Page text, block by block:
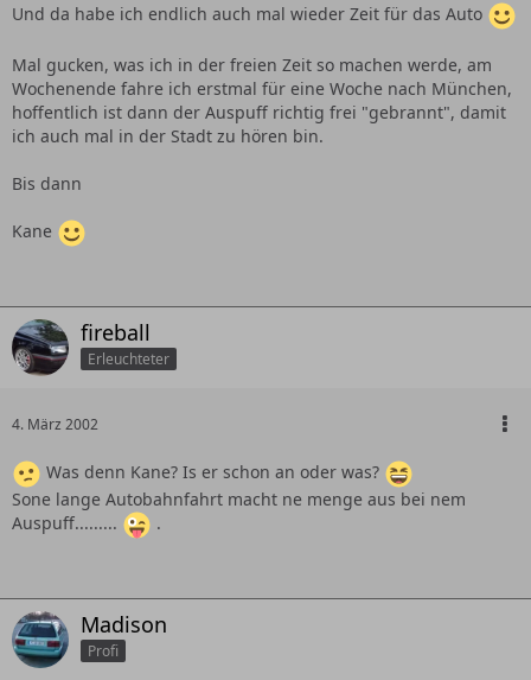
Und da habe ich endlich auch mal wieder Zeit für das Auto
Mal gucken, was ich in der freien Zeit so machen werde, am
Wochenende fahre ich erstmal für eine Woche nach München,
hoffentlich ist dann der Auspuff richtig frei "gebrannt", damit
ich auch mal in der Stadt zu hören bin.
Bis dann
Kane
fireball
Erleuchteter
4. März 2002
Was denn Kane? Is er schon an oder was?
Sone lange Autobahnfahrt macht ne menge aus bei nem
Auspuff.........
.
Madison
Profi